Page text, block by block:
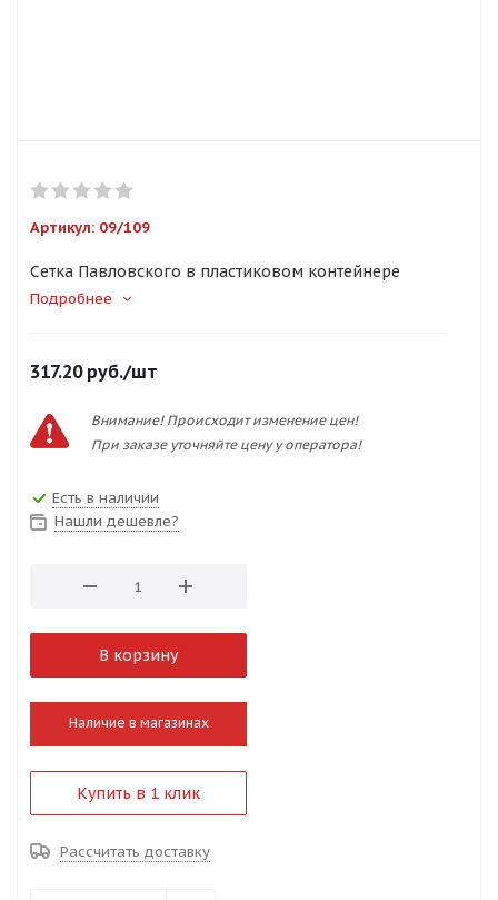
Артикул: 09/109
Сетка Павловского в пластиковом контейнере
Подробнее
317.20руб./шт
Внимание! Происходит изменение цен!
При заказе уточняйте цену у оператора!
Есть в наличии
Нашли дешевле?
В корзину
Наличие в магазинах
Купить в 1 клик
Рассчитать доставку